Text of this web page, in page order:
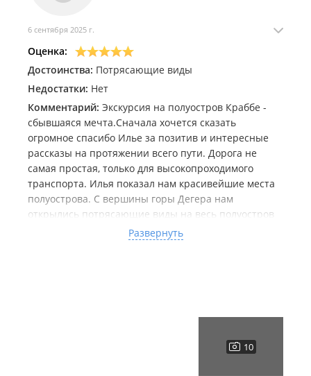
Организация рыбалки;
Организация экскурсионных прогулок по окрестным
территориям и природным достопримечательностям.
ИП Шевелев И. И.
6 сентября 2025 г.
Оценка:
Достоинства: Потрясающие виды
Недостатки: Нет
Комментарий: Экскурсия на полуостров Краббе -
сбывшаяся мечта.Сначала хочется сказать
огромное спасибо Илье за позитив и интересные
рассказы на протяжении всего пути. Дорога не
самая простая, только для высокопроходимого
транспорта. Илья показал нам красивейшие места
полуострова. С вершины горы Дегера нам
открылись потрясающие виды на весь полуостров
Краббе. В бухте Агатовой нам удалось найти такие
камни, как агат и яшма. Это красивое и загадочное
Развернуть